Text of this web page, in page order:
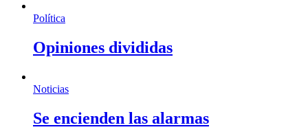
Política
Opiniones divididas
Noticias
Se encienden las alarmas